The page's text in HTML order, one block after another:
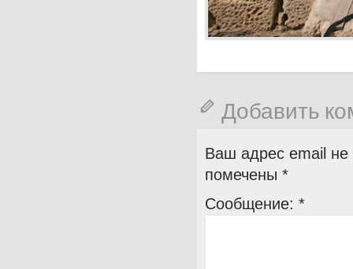
Добавить
Ваш адрес email не
помечены *
Сообщение: *